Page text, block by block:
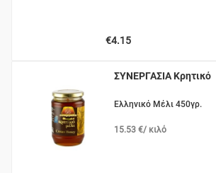
€4.15
ΣΥΝΕΡΓΑΣΙΑ Κρητικό
Ελληνικό Μέλι 450γρ.
15.53 €/ κιλό